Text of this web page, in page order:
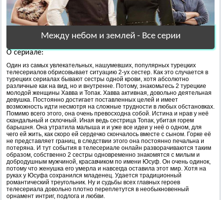
Между небом и землей - Все серии
О сериале:
Один из самых увлекательных, нашумевших, популярных турецких
телесериалов обрисовывает ситуацию 2-ух сестер. Как это случается в
турецких сериалах бывают сестры одной крови, хотя абсолютно
различные как на вид, но и внутренне. Потому, знакомьтесь 2 турецкие
молодой женщины Хавва и Топак. Хавва активная, довольно деятельная
девушка. Постоянно достигает поставленных целей и имеет
возможность идти несмотря на сложные трудности в любых обстановках.
Помимо всего этого, она очень превосходна собой. Истина и нрав у неё
скандальный и склочный. Иная ведь сестрица Топак, убитая горем
барышня. Она утратила малыша и и уже все идеи у неё о одном, для
чего ей жить, как скоро ей сердечко скончалось вместе с сыном. Горке её
не представляет границ, в следствии этого она постоянно печальна и
потеряна. И тут события в телесериале онлайн разворачиваются таким
образом, собственно 2 сестры одновременно знакомятся с милым и
добродушным мужчиной, красавчиком по имени Юсуф. Он очень одинок,
потому что женушка его умерла и навсегда оставила этот мир. Хотя на
руках у Юсуфа сохранился младенец. Удается традиционный
романтический треугольник. Ну и судьбы всех главных героев
телесериала довольно плотно переплетутся в необыкновенный
орнамент интриг, подлога и любви.